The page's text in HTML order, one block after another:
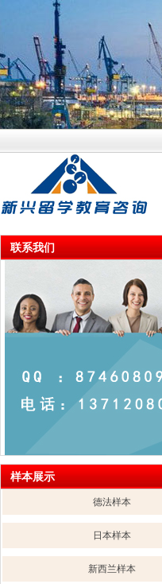
联系我们
样本展示
德法样本
日本样本
新西兰样本